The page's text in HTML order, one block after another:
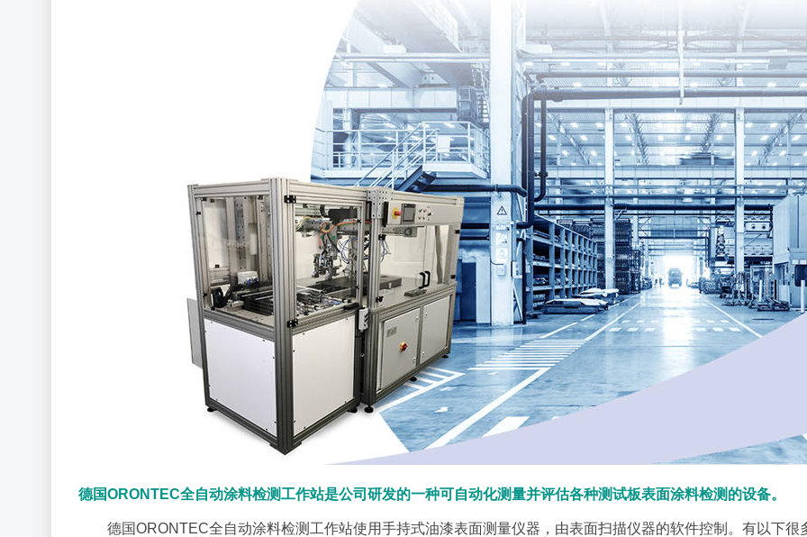
德国ORONTEC全自动涂料检测工作站是公司研发的一种可自动化测量并评估各种测试板表面涂料检测的设备。
德国ORONTEC全自动涂料检测工作站使用手持式油漆表面测量仪器，由表面扫描仪器的软件控制。有以下很